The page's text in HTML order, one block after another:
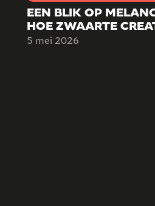
EEN BLIK OP
HOE ZWAARTE
KAN VORMEN.
5 mei 2026